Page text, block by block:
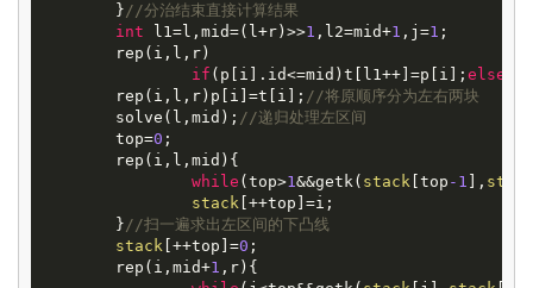
	}
//分治结束直接计算结果
int l1=l,mid=(l+r)>>1 ,l2=mid+1 ,j=1 ;
if (p[i].id<=mid)t[l1++]=p[i]; else
	rep(i,l,r)p[i]=t[i];
//将原顺序分为左右两块
	solve(l,mid);
//递归处理左区间
	top=
0 ;
while (top>1&&getk( stack[top -1 ], stack
stack[++top]=i;
	}
//扫一遍求出左区间的下凸线
stack[++top]=0 ;
	rep(i,mid+
1 ,r){